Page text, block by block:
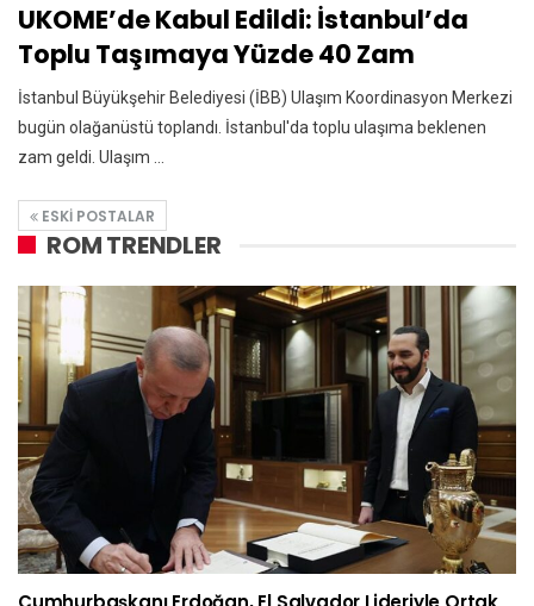
UKOME’de Kabul Edildi: İstanbul’da
Toplu Taşımaya Yüzde 40 Zam
İstanbul Büyükşehir Belediyesi (İBB) Ulaşım Koordinasyon Merkezi
bugün olağanüstü toplandı. İstanbul'da toplu ulaşıma beklenen
zam geldi. Ulaşım ...
ESKI POSTALAR
ROM TRENDLER